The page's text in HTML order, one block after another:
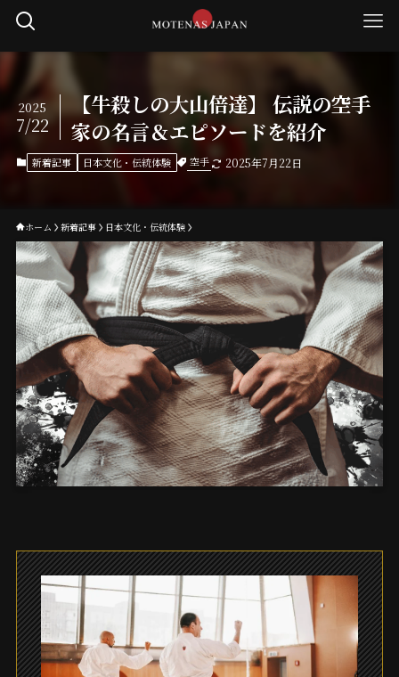
【牛殺しの大山倍達】 伝説の空手
家の名言＆エピソードを紹介
2025
7/22
新着記事 日本文化・伝統体験 空手 2025年7月22日
ホーム 新着記事 日本文化・伝統体験